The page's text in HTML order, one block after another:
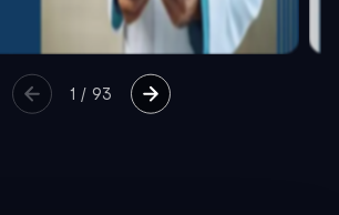
1 / 93